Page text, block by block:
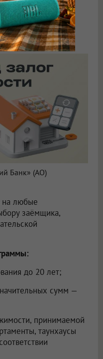
для покупки
«Азиатско-
для
Банк» (АО)
на любые
заёмщика,
до 20 лет;
сумм —
принимаемой
таунхаусы